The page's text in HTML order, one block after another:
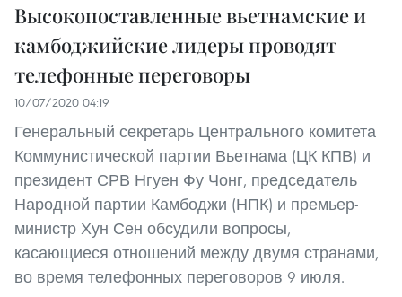
Высокопоставленные вьетнамские и
камбоджийские лидеры проводят
телефонные переговоры
10/07/2020 04:19
Генеральный секретарь Центрального комитета
Коммунистической партии Вьетнама (ЦК КПВ) и
президент СРВ Нгуен Фу Чонг, председатель
Народной партии Камбоджи (НПК) и премьер-
министр Хун Сен обсудили вопросы,
касающиеся отношений между двумя странами,
во время телефонных переговоров 9 июля.